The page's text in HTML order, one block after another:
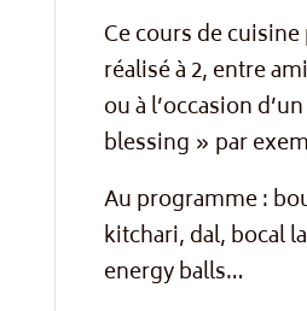
Ce cours de
réalisé à 2, entre
ou à l’occasion
blessing » par
Au programme :
kitchari, dal, bocal
energy balls…